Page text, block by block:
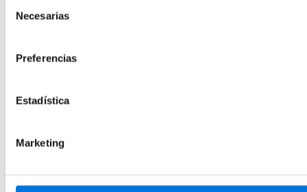
Necesarias
Preferencias
Estadística
Marketing